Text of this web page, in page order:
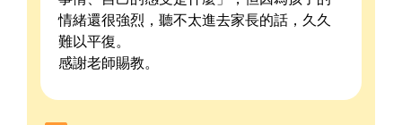
情緒還很強烈，聽不太進去家長的話，久久
難以平復。
感謝老師賜教。